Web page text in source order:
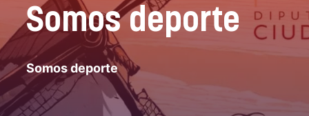
Somos deporte
Somos deporte